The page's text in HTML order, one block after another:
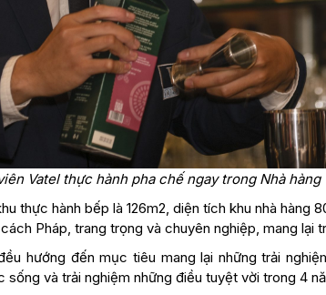
Vatel thực hành pha chế ngay trong Nhà
thực hành bếp là 126m2, diện tích khu nhà hàng
Pháp, trang trọng và chuyên nghiệp, mang lại
hướng đến mục tiêu mang lại những trải
và trải nghiệm những điều tuyệt vời trong 4